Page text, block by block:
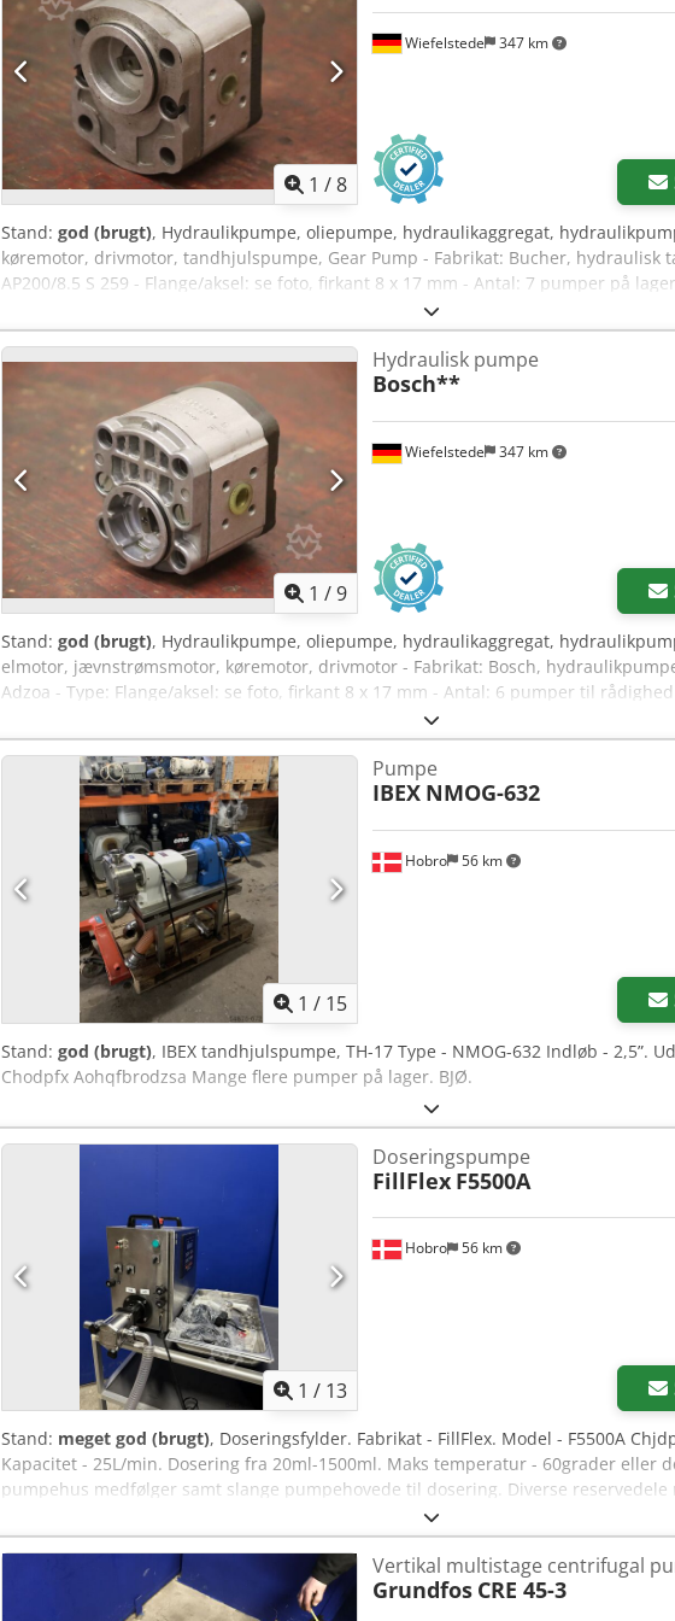
1 /8
Wiefelstede 347 km
Stand: god (brugt), Hydraulikpumpe, oliepumpe, hydraulikaggregat,
køremotor, drivmotor, tandhjulspumpe, Gear Pump - Fabrikat: Bucher, hydraulisk
AP200/8.5 S 259 - Flange/aksel: se foto, firkant 8 x 17 mm - Antal: 7 pumper på
84/82/H100 mm - Vægt: 2,0 kg Codpfx Aevwka Dodzeha
1 /9
Wiefelstede 347 km
Hydraulisk pumpe
Bosch**
Stand: god (brugt), Hydraulikpumpe, oliepumpe, hydraulikaggregat,
elmotor, jævnstrømsmotor, køremotor, drivmotor - Fabrikat: Bosch,
Adzoa - Type: Flange/aksel: se foto, firkant 8 x 17 mm - Antal: 6 pumper til
1 / 15
Hobro 56 km
Pumpe
IBEX NMOG-632
Stand: god (brugt), IBEX tandhjulspumpe, TH-17 Type - NMOG-632 Indløb - 2,5”.
Chodpfx Aohqfbrodzsa Mange flere pumper på lager. BJØ.
1 / 13
Hobro 56 km
Doseringspumpe
FillFlex F5500A
Stand: meget god (brugt), Doseringsfylder. Fabrikat - FillFlex. Model - F5500A
Kapacitet - 25L/min. Dosering fra 20ml-1500ml. Maks temperatur - 60grader eller
pumpehus medfølger samt slange pumpehovede til dosering. Diverse reservedele
Vertikal multistage centrifugal
Grundfos CRE 45-3